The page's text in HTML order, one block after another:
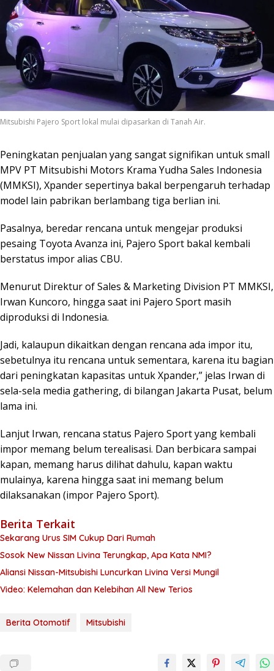
Mitsubishi Pajero Sport lokal mulai dipasarkan di Tanah Air.
Peningkatan penjualan yang sangat signifikan untuk small
MPV PT Mitsubishi Motors Krama Yudha Sales Indonesia
(MMKSI), Xpander sepertinya bakal berpengaruh terhadap
model lain pabrikan berlambang tiga berlian ini.
Pasalnya, beredar rencana untuk mengejar produksi
pesaing Toyota Avanza ini, Pajero Sport bakal kembali
berstatus impor alias CBU.
Menurut Direktur of Sales & Marketing Division PT MMKSI,
Irwan Kuncoro, hingga saat ini Pajero Sport masih
diproduksi di Indonesia.
Jadi, kalaupun dikaitkan dengan rencana ada impor itu,
sebetulnya itu rencana untuk sementara, karena itu bagian
dari peningkatan kapasitas untuk Xpander,” jelas Irwan di
sela-sela media gathering, di bilangan Jakarta Pusat, belum
lama ini.
Lanjut Irwan, rencana status Pajero Sport yang kembali
impor memang belum terealisasi. Dan berbicara sampai
kapan, memang harus dilihat dahulu, kapan waktu
mulainya, karena hingga saat ini memang belum
dilaksanakan (impor Pajero Sport).
Berita Terkait
Sekarang Urus SIM Cukup Dari Rumah
Sosok New Nissan Livina Terungkap, Apa Kata NMI?
Aliansi Nissan-Mitsubishi Luncurkan Livina Versi Mungil
Video: Kelemahan dan Kelebihan All New Terios
Berita Otomotif Mitsubishi